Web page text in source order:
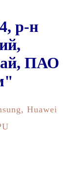
р-н
ПАО
Huawei